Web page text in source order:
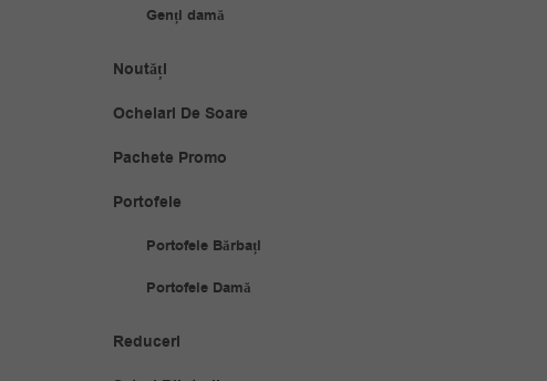
Genți damă
Noutăți
Ochelari De Soare
Pachete Promo
Portofele
Portofele Bărbați
Portofele Damă
Reduceri